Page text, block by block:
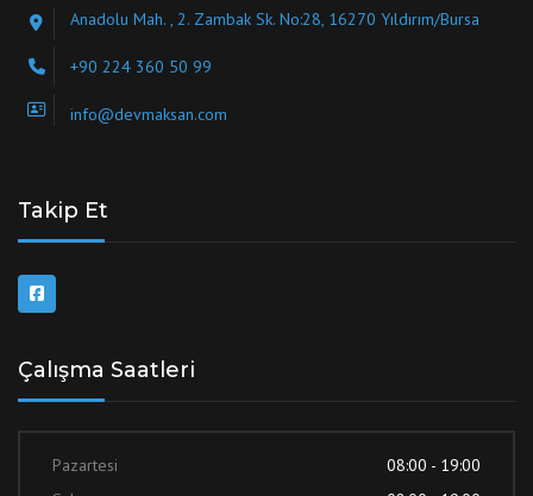
Anadolu Mah. , 2. Zambak Sk. No:28, 16270 Yıldırım/Bursa
+90 224 360 50 99
info@devmaksan.com
Takip Et
Çalışma Saatleri
Pazartesi
08:00 - 19:00